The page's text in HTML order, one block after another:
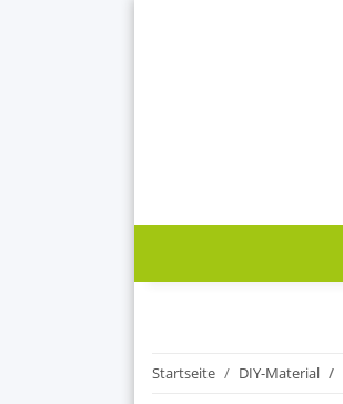
Startseite DIY-Material